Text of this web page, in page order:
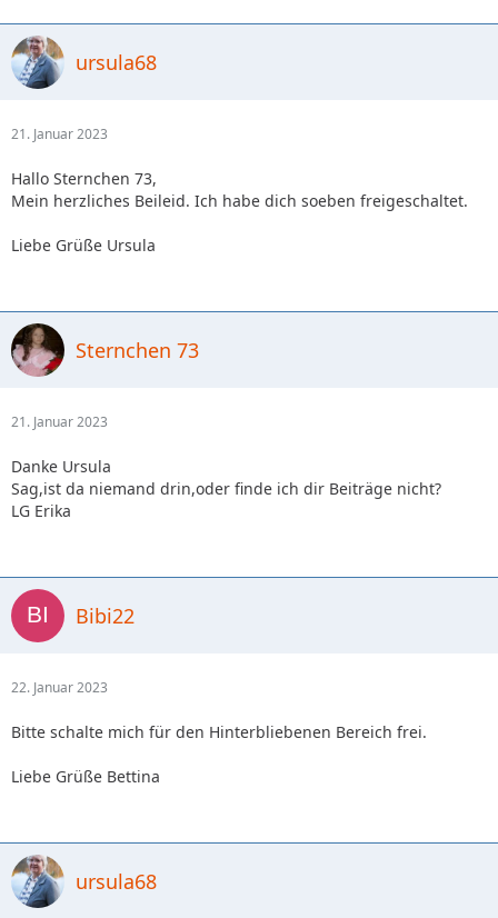
ursula68
21. Januar 2023
Hallo Sternchen 73,
Mein herzliches Beileid. Ich habe dich soeben freigeschaltet.
Liebe Grüße Ursula
Sternchen 73
21. Januar 2023
Danke Ursula
Sag,ist da niemand drin,oder finde ich dir Beiträge nicht?
LG Erika
Bibi22
22. Januar 2023
Bitte schalte mich für den Hinterbliebenen Bereich frei.
Liebe Grüße Bettina
ursula68